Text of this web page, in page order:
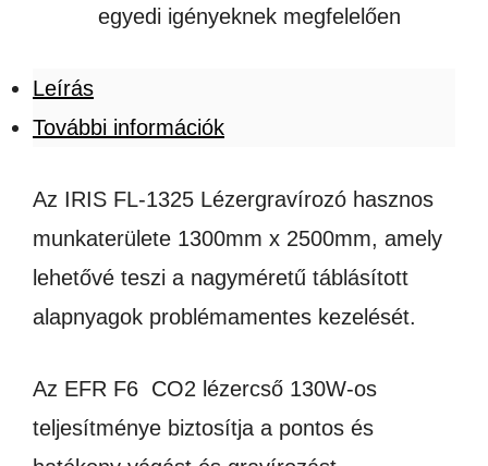
egyedi igényeknek megfelelően
Leírás
További információk
Az IRIS FL-1325 Lézergravírozó hasznos
munkaterülete 1300mm x 2500mm, amely
lehetővé teszi a nagyméretű táblásított
alapnyagok problémamentes kezelését.
Az EFR F6 CO2 lézercső 130W-os
teljesítménye biztosítja a pontos és